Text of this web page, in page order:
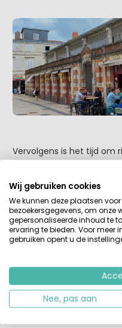
Vervolgens is het tijd om
Rochelle te wandelen en
op het plein tegenover
gezelligheid van deze
Wij gebruiken cookies
We kunnen deze plaatsen
bezoekersgegevens, om onze
gepersonaliseerde inhoud te
ervaring te bieden. Voor meer
gebruiken opent u de
Nee, pas aan